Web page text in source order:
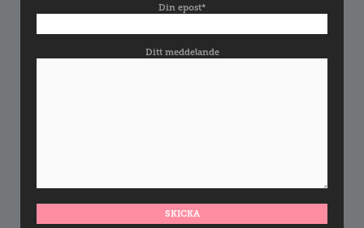
Din epost*
Ditt meddelande